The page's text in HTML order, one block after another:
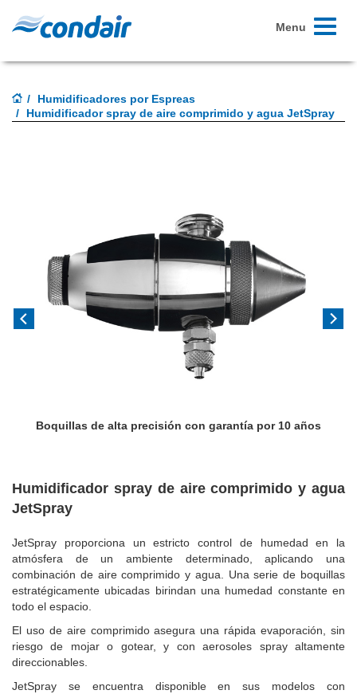
Toggle
Menu
Humidificadores por Espreas
Humidificador spray de aire comprimido y agua JetSpray
de alta precisión con garantía por 10 años El aire
Humidificador spray de aire comprimido y agua
JetSpray
JetSpray proporciona un estricto control de humedad en la
atmósfera de un ambiente determinado, aplicando una
combinación de aire comprimido y agua. Una serie de boquillas
estratégicamente ubicadas birindan una humedad constante en
todo el espacio.
El uso de aire comprimido asegura una rápida evaporación, sin
riesgo de mojar o gotear, y con aerosoles spray altamente
direccionables.
JetSpray se encuentra disponible en sus modelos con